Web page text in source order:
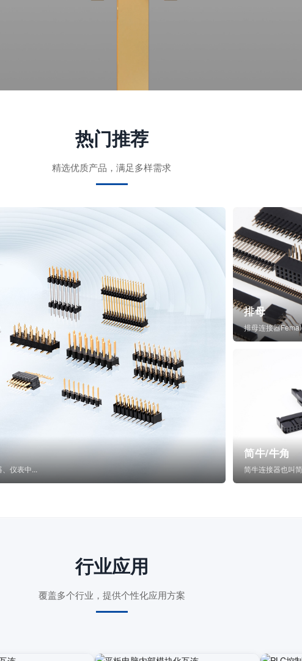
热门推荐
精选优质产品，满足多样需求
仪表中...
排母
简牛/牛角
行业应用
覆盖多个行业，提供个性化应用方案